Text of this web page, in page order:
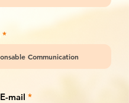
mail